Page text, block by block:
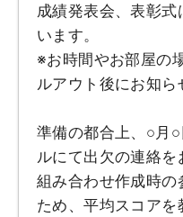
成績発表会、表彰
います。
※お時間やお部屋の
ルアウト後にお知ら
準備の都合上、○月
ルにて出欠の連絡を
組み合わせ作成時の
ため、平均スコア